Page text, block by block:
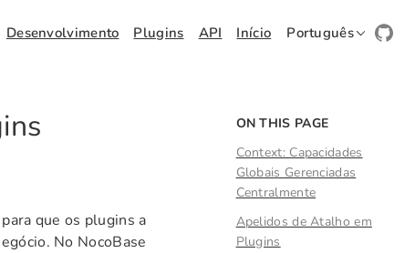
Desenvolvimento Plugins API Início Português
que os plugins a
No NocoBase
ON THIS PAGE
Context: Capacidades
Globais Gerenciadas
Centralmente
Apelidos de Atalho em
Plugins